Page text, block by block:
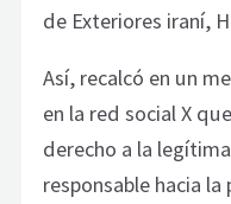
de Exteriores iraní,
Así, recalcó en un
en la red social X
derecho a la
responsable hacia